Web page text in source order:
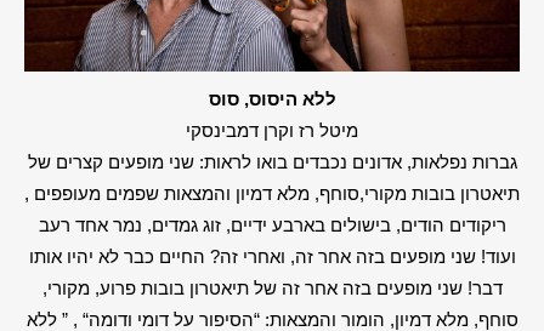
ללא היסוס, סוס
מיטל רז וקרן דמבינסקי
גברות נפלאות, אדונים נכבדים בואו לראות: שני מופעים קצרים של
תיאטרון בובות מקורי,סוחף, מלא דמיון והמצאות שפמים מעופפים ,
ריקודים הודים, בישולים בארבע ידיים, זוג גמדים, נמר אחד רעב
ועוד! שני מופעים בזה אחר זה, ואחרי זה? החיים כבר לא יהיו אותו
דבר! שני מופעים בזה אחר זה של תיאטרון בובות פרוע, מקורי,
סוחף, מלא דמיון, הומור והמצאות: “הסיפור על דומי ודומה“ , ” ללא